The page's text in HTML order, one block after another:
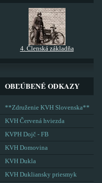
4. Členská základňa
OBĽÚBENÉ ODKAZY
**Združenie KVH Slovenska**
KVH Červená hviezda
KVPH Dojč - FB
KVH Domovina
KVH Dukla
KVH Dukliansky priesmyk